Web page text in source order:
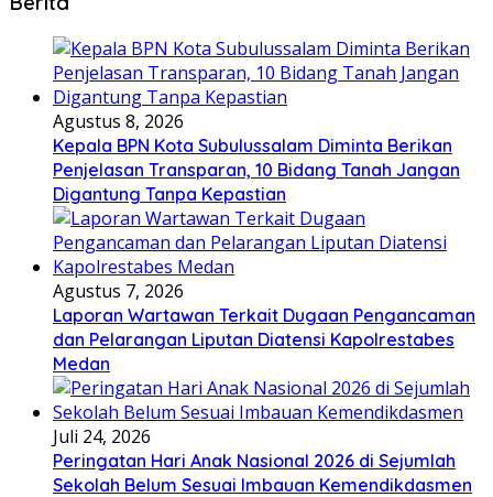
Agustus 8, 2026
Kepala BPN Kota Subulussalam Diminta Berikan
Penjelasan Transparan, 10 Bidang Tanah Jangan
Digantung Tanpa Kepastian
Agustus 7, 2026
Laporan Wartawan Terkait Dugaan Pengancaman
dan Pelarangan Liputan Diatensi Kapolrestabes
Medan
Juli 24, 2026
Peringatan Hari Anak Nasional 2026 di Sejumlah
Sekolah Belum Sesuai Imbauan Kemendikdasmen